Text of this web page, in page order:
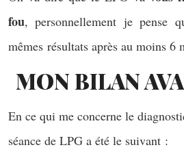
fou, personnellement je pense
mêmes résultats après au moins 6
MON BILAN
En ce qui me concerne le
séance de LPG a été le suivant :